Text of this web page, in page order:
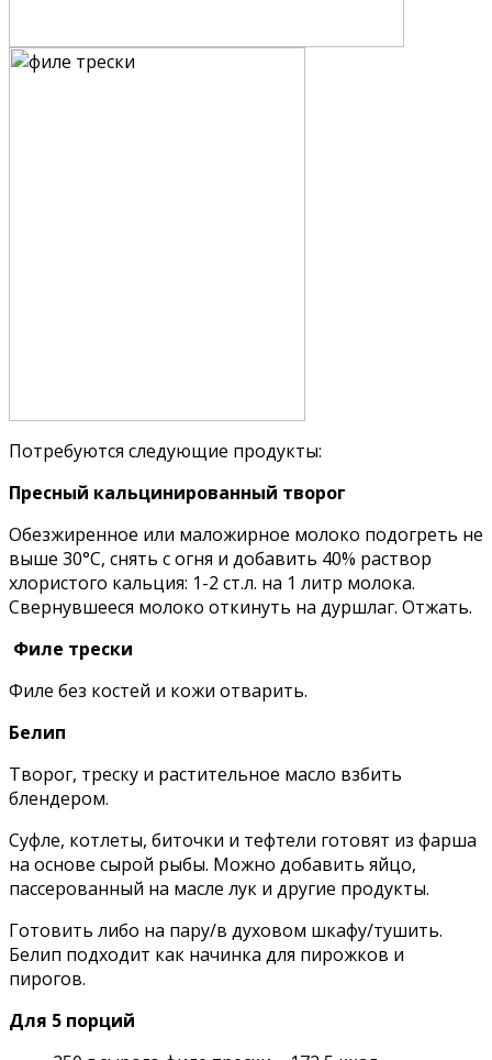
Потребуются следующие продукты:
Пресный кальцинированный творог
Обезжиренное или маложирное молоко подогреть не
выше 30°C, снять с огня и добавить 40% раствор
хлористого кальция: 1-2 ст.л. на 1 литр молока.
Свернувшееся молоко откинуть на дуршлаг. Отжать.
Филе трески
Филе без костей и кожи отварить.
Белип
Творог, треску и растительное масло взбить
блендером.
Суфле, котлеты, биточки и тефтели готовят из фарша
на основе сырой рыбы. Можно добавить яйцо,
пассерованный на масле лук и другие продукты.
Готовить либо на пару/в духовом шкафу/тушить.
Белип подходит как начинка для пирожков и
пирогов.
Для 5 порций